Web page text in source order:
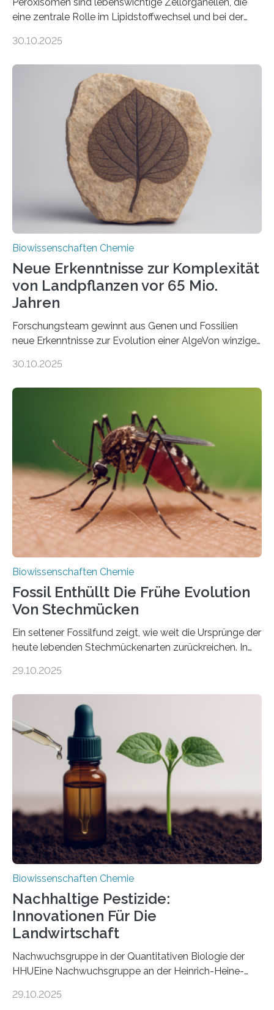
eine zentrale Rolle im Lipidstoffwechsel und bei der
erfüllen können, müssen zahlreiche Enzyme präzise in
der Ruhr-Universität Bochum um Prof. Dr. Ralf Erdmann
und Dr. Ismaila Francis Yusuf hat nun einen bislang
unbekannten Qualitätskontrollmechanismus des
peroxisomalen Proteintransports in der Bäckerhefe
Saccharomyces cerevisiae entdeckt, der für die
Funktionsfähigkeit der Organellen entscheidend ist. Die
Studie wurde am 28. Oktober 2025 in der
Fachzeitschrift…
30.10.2025
Biowissenschaften Chemie
Neue Erkenntnisse zur Komplexität
von Landpflanzen vor 65 Mio.
Jahren
Forschungsteam gewinnt aus Genen und Fossilien
neue Erkenntnisse zur Evolution einer AlgeVon winzigen
Landpflanzen zählen zu den komplexesten
Grünalgen, die vor Hunderten von Millionen Jahren
lebten. Unter den Vorfahren sticht eine Gruppe heraus,
die noch heute in der Natur vorkommt: die
Süßwasseralge Coleochaetophyceae. Einige Arten
dieser Gruppe bilden aus Zellfäden dichte Geflechte
mit scheibenförmiger Gestalt. Was auffällig ist: Die
nächsten…
30.10.2025
Biowissenschaften Chemie
Fossil Enthüllt Die Frühe Evolution
Von Stechmücken
Ein seltener Fossilfund zeigt, wie weit die Ursprünge der
heute lebenden Stechmückenarten zurückreichen. In
Forschende die bisher älteste bekannte Stechmücken-
Region Kachin in Myanmar und hat sich in
ausgezeichnetem Zustand erhalten. Es konnte als neue
Art einer neuen Gattung beschrieben werden und trägt
nun den Namen Cretosabethes primaevus. Dieser erste
fossile Nachweis einer Stechmückenlarve in Bernstein
stellt gleichzeitig den ersten Fossilfund einer
Mückenlarve aus dem Mesozoikum dar, denn…
29.10.2025
Biowissenschaften Chemie
Nachhaltige Pestizide:
Innovationen Für Die
Landwirtschaft
Nachwuchsgruppe in der Quantitativen Biologie der
HHUEine Nachwuchsgruppe an der Heinrich-Heine-
fünf Jahren erforschen, wie Bakterien auf
29.10.2025